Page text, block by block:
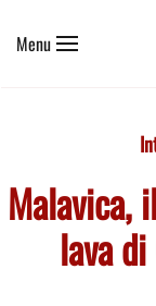
Skip to
Menu
Malavica,
lava